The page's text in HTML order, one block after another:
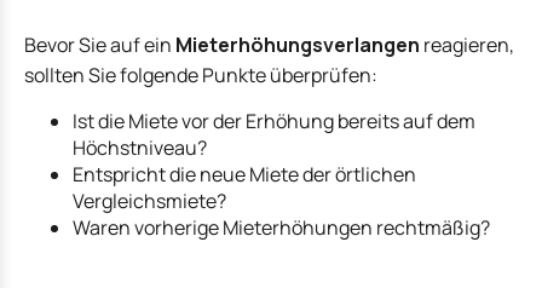
Bevor Sie auf ein Mieterhöhungsverlangen reagieren,
sollten Sie folgende Punkte überprüfen:
Ist die Miete vor der Erhöhung bereits auf dem
Höchstniveau?
Entspricht die neue Miete der örtlichen
Vergleichsmiete?
Waren vorherige Mieterhöhungen rechtmäßig?